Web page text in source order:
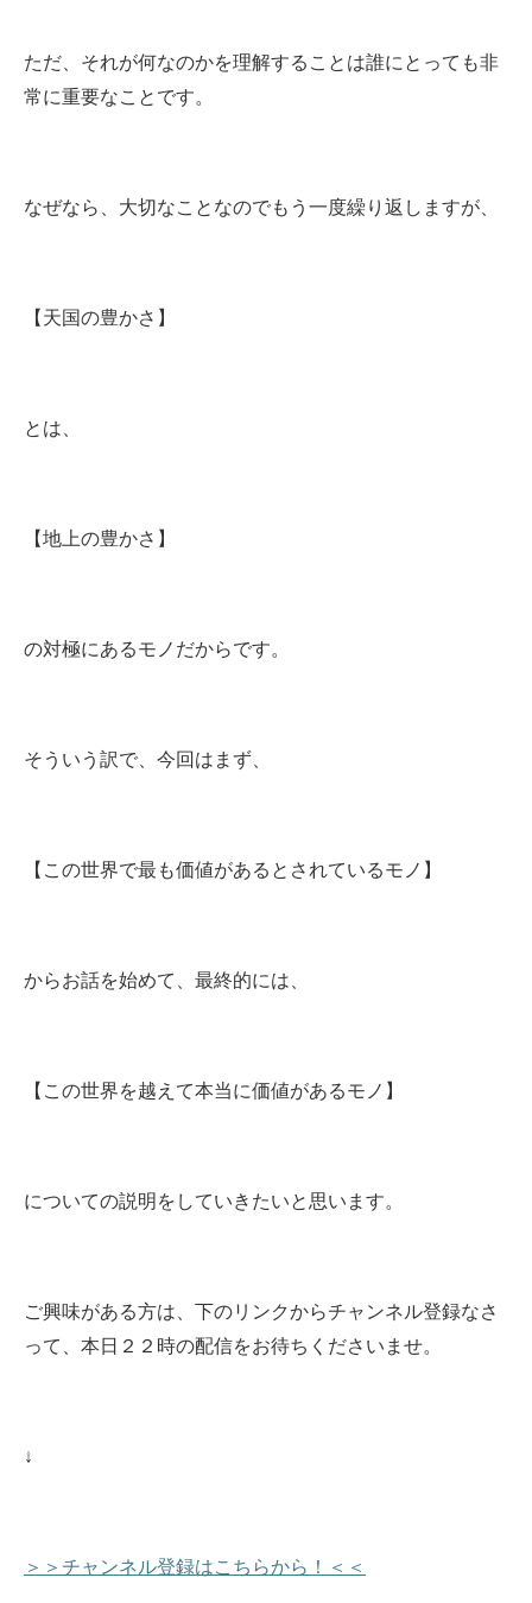
ただ、それが何なのかを理解することは誰にとっても非
常に重要なことです。
なぜなら、大切なことなのでもう一度繰り返しますが、
【天国の豊かさ】
とは、
【地上の豊かさ】
の対極にあるモノだからです。
そういう訳で、今回はまず、
【この世界で最も価値があるとされているモノ】
からお話を始めて、最終的には、
【この世界を越えて本当に価値があるモノ】
についての説明をしていきたいと思います。
ご興味がある方は、下のリンクからチャンネル登録なさ
って、本日２２時の配信をお待ちくださいませ。
↓
＞＞チャンネル登録はこちらから！＜＜